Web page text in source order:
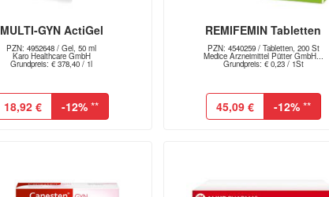
MULTI-GYN ActiGel
PZN: 4952648 / Gel, 50 ml
Karo Healthcare GmbH
Grundpreis: € 378,40 / 1l
18,92 € -12% **
REMIFEMIN Tabletten
PZN: 4540259 / Tabletten, 200 St
Medice Arzneimittel Pütter GmbH...
Grundpreis: € 0,23 / 1St
45,09 € -12%**